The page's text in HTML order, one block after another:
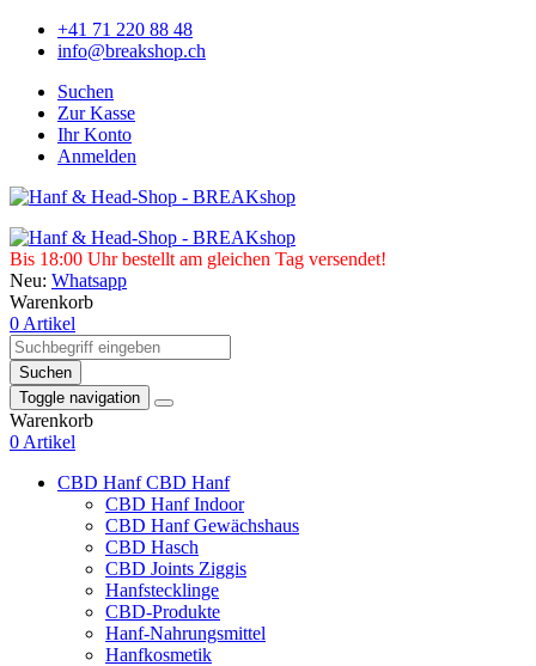
+41 71 220 88 48
info@breakshop.ch
Suchen
Zur Kasse
Ihr Konto
Anmelden
Bis 18:00 Uhr bestellt am gleichen Tag versendet!
Neu: Whatsapp
Warenkorb
0 Artikel
Suchen
Toggle navigation
Warenkorb
0 Artikel
CBD HanfCBD Hanf
CBD Hanf Indoor
CBD Hanf Gewächshaus
CBD Hasch
CBD Joints Ziggis
Hanfstecklinge
CBD-Produkte
Hanf-Nahrungsmittel
Hanfkosmetik